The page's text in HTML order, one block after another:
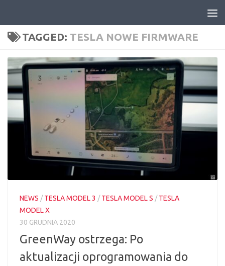
TAGGED: TESLA NOWE FIRMWARE
NEWS /TESLA MODEL 3 /TESLA MODEL S /TESLA
MODEL X
30 GRUDNIA 2020
GreenWay ostrzega: Po
aktualizacji oprogramowania do